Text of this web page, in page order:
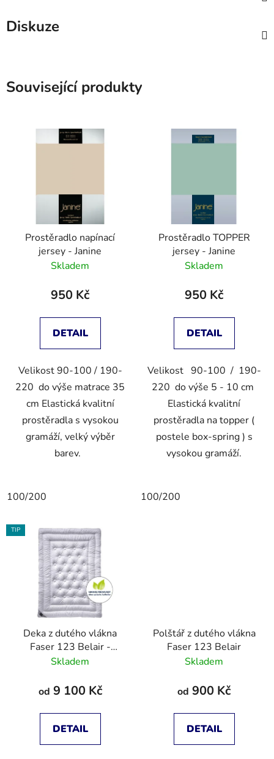
Diskuze
Související produkty
Prostěradlo napínací
jersey - Janine
Skladem
950 Kč
DETAIL
Velikost 90-100 / 190-
220 do výše matrace 35
cm Elastická kvalitní
prostěradla s vysokou
gramáží, velký výběr
barev.
100/200
Prostěradlo TOPPER
jersey - Janine
Skladem
950 Kč
DETAIL
Velikost 90-100 / 190-
220 do výše 5 - 10 cm
Elastická kvalitní
prostěradla na topper (
postele box-spring ) s
vysokou gramáží.
100/200
TIP
Deka z dutého vlákna
Faser 123 Belair -
Duett
Skladem
od 9 100 Kč
DETAIL
Polštář z dutého vlákna
Faser 123 Belair
Skladem
od 900 Kč
DETAIL